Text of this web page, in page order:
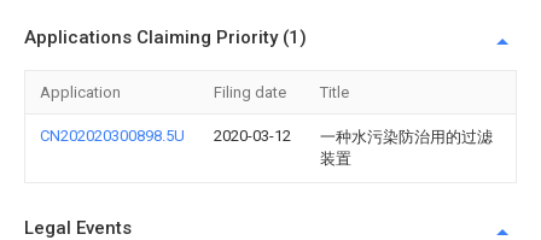
Applications Claiming Priority (1)
Application Filing date Title
CN202020300898.5U 2020-03-12
一种水污染防治用的过滤
装置
Legal Events